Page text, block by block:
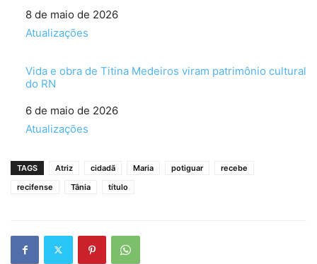
Data
8 de maio de 2026
Em relação a
Atualizações
Vida e obra de Titina Medeiros viram patrimônio cultural
do RN
Data
6 de maio de 2026
Em relação a
Atualizações
TAGS Atriz cidadã Maria potiguar
recebe
recifense
Tânia título